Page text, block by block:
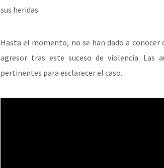
sus heridas.
Hasta el momento, no se han dado a
agresor tras este suceso de violencia. Las
pertinentes para esclarecer el caso.